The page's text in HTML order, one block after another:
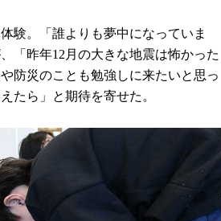
験。「誰よりも夢中になっていま
「昨年12月の大きな地震は怖かった
防災のことも勉強しに来たいと思っ
たら」と期待を寄せた。